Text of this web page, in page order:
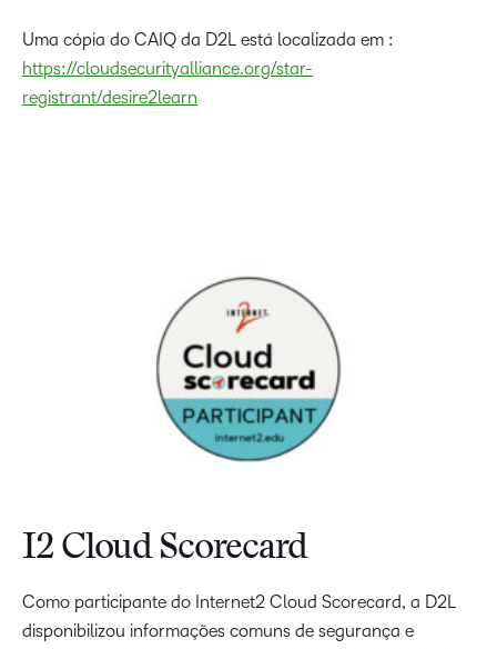
Uma cópia do CAIQ da D2L está localizada em :
https://cloudsecurityalliance.org/star-
registrant/desire2learn
I2 Cloud Scorecard
Como participante do Internet2 Cloud Scorecard, a D2L
disponibilizou informações comuns de segurança e